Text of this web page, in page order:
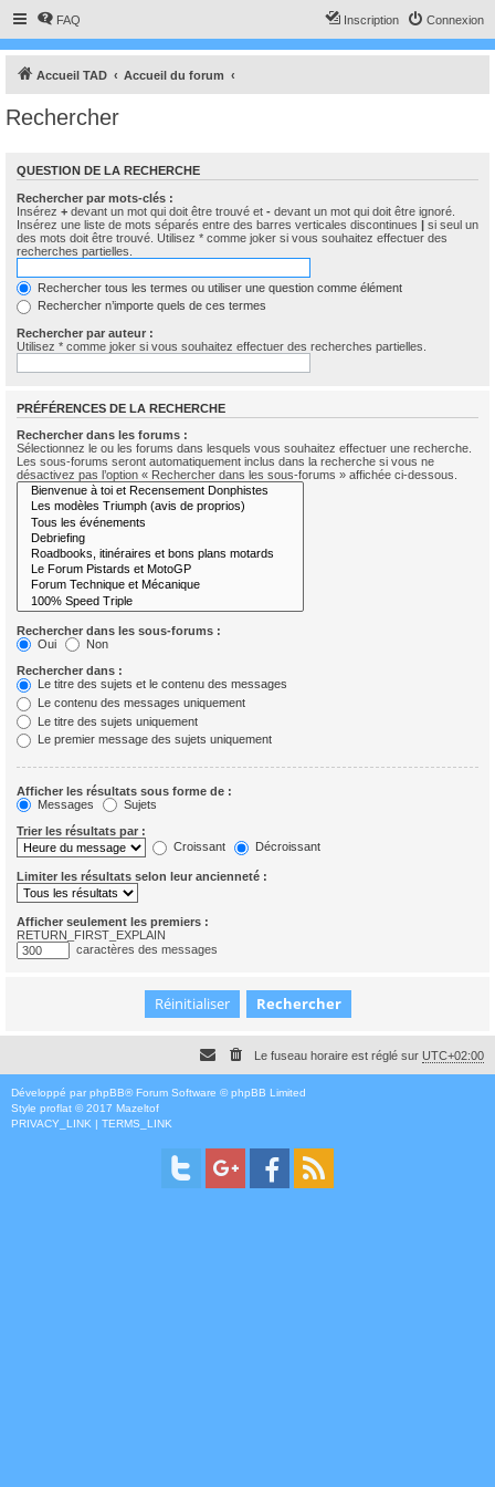
FAQ Connexion
Inscription
Accueil TAD Accueil du forum
Rechercher
QUESTION DE LA RECHERCHE
Rechercher par mots-clés :
Insérez + devant un mot qui doit être trouvé et - devant un mot qui doit être ignoré.
Insérez une liste de mots séparés entre des barres verticales discontinues | si seul un
des mots doit être trouvé. Utilisez * comme joker si vous souhaitez effectuer des
recherches partielles.
Rechercher tous les termes ou utiliser une question comme élément
Rechercher n’importe quels de ces termes
Rechercher par auteur :
Utilisez * comme joker si vous souhaitez effectuer des recherches partielles.
PRÉFÉRENCES DE LA RECHERCHE
Rechercher dans les forums :
Sélectionnez le ou les forums dans lesquels vous souhaitez effectuer une recherche.
Les sous-forums seront automatiquement inclus dans la recherche si vous ne
désactivez pas l’option « Rechercher dans les sous-forums » affichée ci-dessous.
Rechercher dans les sous-forums :
Oui
Non
Rechercher dans :
Le titre des sujets et le contenu des messages
Le contenu des messages uniquement
Le titre des sujets uniquement
Le premier message des sujets uniquement
Afficher les résultats sous forme de :
Messages
Sujets
Trier les résultats par :
Croissant
Décroissant
Limiter les résultats selon leur ancienneté :
Afficher seulement les premiers :
RETURN_FIRST_EXPLAIN
caractères des messages
Le fuseau horaire est réglé sur UTC+02:00
Développé par phpBB® Forum Software © phpBB Limited
Style proflat © 2017 Mazeltof
PRIVACY_LINK
TERMS_LINK